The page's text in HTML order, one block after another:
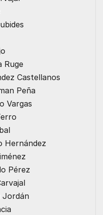
Ruge
Castellanos
Peña
Vargas
Hernández
Pérez
Jordán